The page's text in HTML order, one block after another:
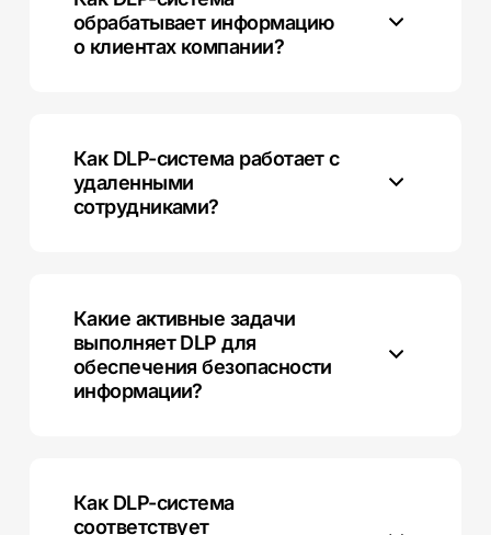
обрабатывает информацию
о клиентах компании?
Как DLP-система работает с
удаленными
сотрудниками?
Какие активные задачи
выполняет DLP для
обеспечения безопасности
информации?
Как DLP-система
соответствует